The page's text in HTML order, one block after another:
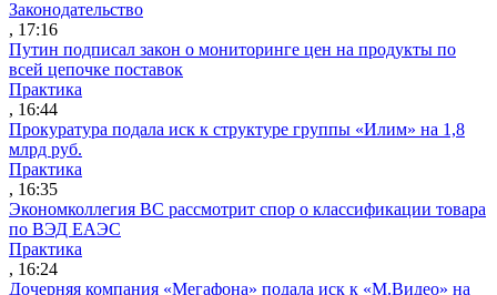
Законодательство
, 17:16
Путин подписал закон о мониторинге цен на продукты по
всей цепочке поставок
Практика
, 16:44
Прокуратура подала иск к структуре группы «Илим» на 1,8
млрд руб.
Практика
, 16:35
Экономколлегия ВС рассмотрит спор о классификации товара
по ВЭД ЕАЭС
Практика
, 16:24
Дочерняя компания «Мегафона» подала иск к «М.Видео» на